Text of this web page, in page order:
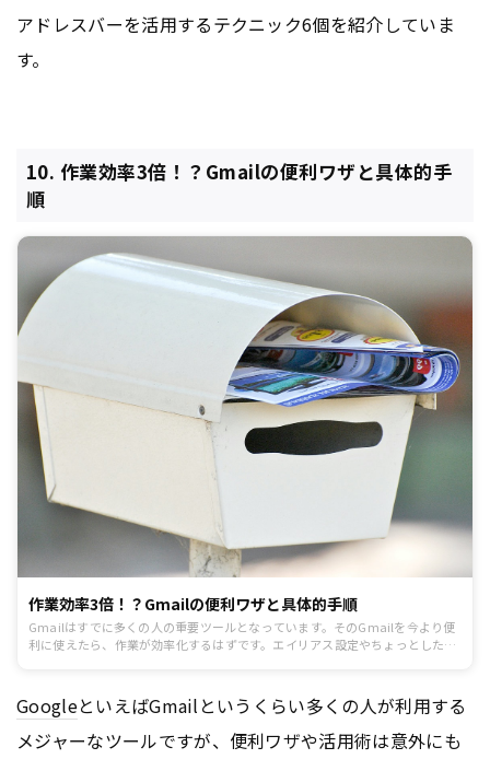
アドレスバーを活用するテクニック6個を紹介していま
す。
10. 作業効率3倍！？Gmailの便利ワザと具体的手
順
作業効率3倍！？Gmailの便利ワザと具体的手順
Gmailはすでに多くの人の重要ツールとなっています。そのGmailを今より便
利に使えたら、作業が効率化するはずです。エイリアス設定やちょっとした
GoogleといえばGmailというくらい多くの人が利用する
メジャーなツールですが、便利ワザや活用術は意外にも